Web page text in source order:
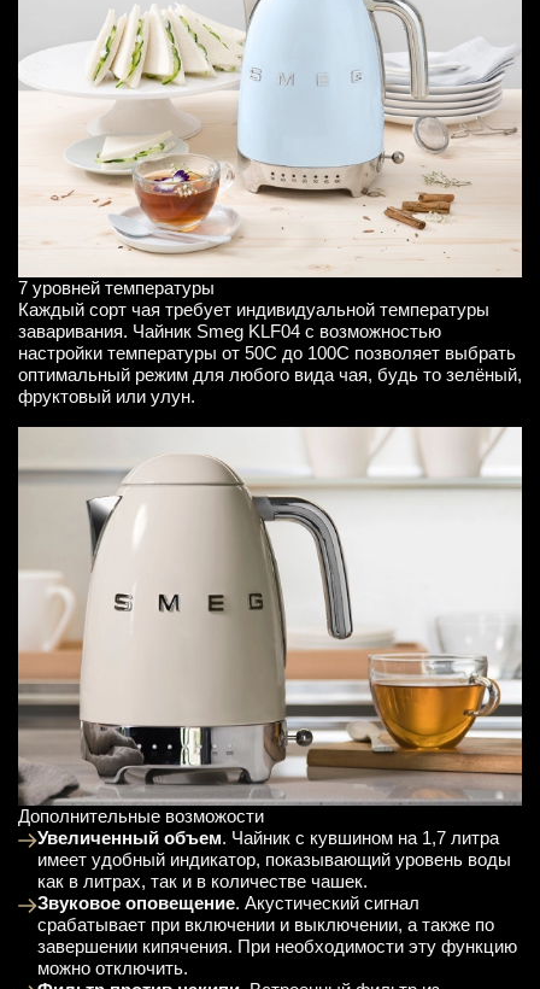
7 уровней температуры
Каждый сорт чая требует индивидуальной температуры
заваривания. Чайник Smeg KLF04 с возможностью
настройки температуры от 50C до 100C позволяет выбрать
оптимальный режим для любого вида чая, будь то зелёный,
фруктовый или улун.
Дополнительные возможости
Увеличенный объем. Чайник с кувшином на 1,7 литра
имеет удобный индикатор, показывающий уровень воды
как в литрах, так и в количестве чашек.
Звуковое оповещение. Акустический сигнал
срабатывает при включении и выключении, а также по
завершении кипячения. При необходимости эту функцию
можно отключить.